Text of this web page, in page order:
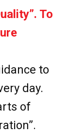
To
to
day.
of